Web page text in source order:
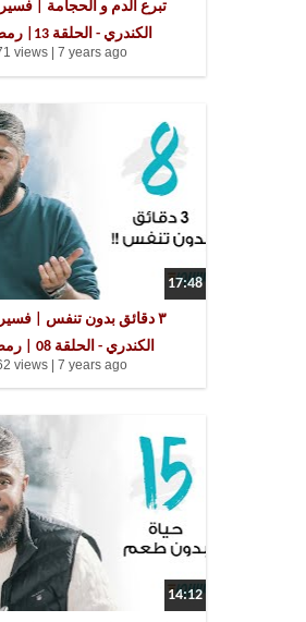
الكندري - الحلقة 13| رمضان 2019
views | 7 years ago
17:48
الكندري - الحلقة 08 | رمضان 2019
views | 7 years ago
14:12